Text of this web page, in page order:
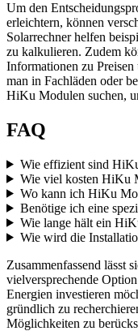
Um den
erleichtern, können
Solarrechner helfen
zu kalkulieren. Zudem
Informationen zu
man in Fachläden oder
HiKu Modulen suchen,
FAQ
Wie effizient sind
Wie viel kosten HiKu
Wo kann ich HiKu
Benötige ich eine
Wie lange hält ein
Wie wird die
Zusammenfassend lässt
vielversprechende
Energien investieren
gründlich zu
Möglichkeiten zu